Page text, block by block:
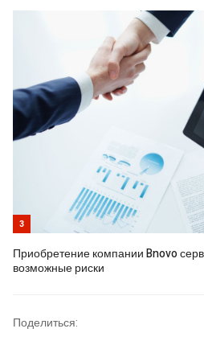
3
Приобретение компании Bnovo
возможные риски
Поделиться: